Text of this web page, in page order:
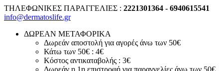
ΤΗΛΕΦΩΝΙΚΕΣ ΠΑΡΑΓΓΕΛΙΕΣ : 2221301364 - 6940615541
info@dermatoslife.gr
ΔΩΡΕΑΝ ΜΕΤΑΦΟΡΙΚΑ
Δωρεάν αποστολή για αγορές άνω των 50€
Κάτω των 50€ : 4€
Κόστος αντικαταβολής : 3€
Δωρεάν η 1η επιστροφή για παραγγελίες άνω των 50€